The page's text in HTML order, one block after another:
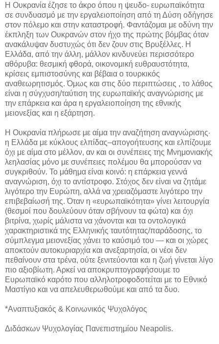
Η Ουκρανία έζησε το άκρο όπου η ψευδο- ευρωπαϊκότητα
σε συνδυασμό με την εργαλειοποίηση από τη Δύση οδήγησε
στον πόλεμο και στην καταστροφή. Φαντάζομαι με οδύνη την
έκπληξη των Ουκρανών στον ήχο της πρώτης βόμβας όταν
ανακάλυψαν δυστυχώς ότι δεν ζουν στις Βρυξέλλες. Η
Ελλάδα, από την άλλη, μάλλον κινδυνεύει περισσότερο
αθόρυβα: θεσμική φθορά, οικονομική ευθραυστότητα,
κρίσεις εμπιστοσύνης και βέβαια ο τουρκικός
αναθεωρητισμός. Όμως και στις δύο περιπτώσεις , το λάθος
είναι η σύγχυση/ταύτιση της ευρωπαϊκής αναγνώρισης με
την επάρκεια και άρα η εργαλειοποίηση της εθνικής
μειονεξίας και η εξάρτηση.
Η Ουκρανία πλήρωσε με αίμα την αναζήτηση αναγνώρισης·
η Ελλάδα με κύκλους ελπίδας–απογοήτευσης και ελπίζουμε
όχι με αίμα στο μέλλον, αν και οι συνέπειες της Μνημονιακής
λεηλασίας μόνο με συνέπειες πολέμου θα μπορούσαν να
συγκριθούν. Το μάθημα είναι κοινό: η επάρκεια γεννά
αναγνώριση, όχι το αντίστροφο. Στόχος δεν είναι να ζητάμε
λιγότερο την Ευρώπη, αλλά να χρειαζόμαστε λιγότερο την
επιβεβαίωσή της. Όταν η «ευρωπαϊκότητα» γίνει λειτουργία
(θεσμοί που δουλεύουν όταν σβήνουν τα φώτα) και όχι
βιτρίνα, χωρίς μάλιστα να χάνονται και τα οντολογικά
χαρακτηριστικά της Ελληνικής ταυτότητας/παράδοσης, το
σύμπλεγμα μειονεξίας χάνει το καύσιμό του — και οι χώρες
αποκτούν αυτοκυριαρχία και ανεξαρτησία, οι νέοι δεν
πεθαίνουν στα τρένα, ούτε ξενιτεύονται και η ζωή γίνεται λίγο
πιο αξιοβίωτη. Αρκεί να αποκρυπτογραφήσουμε το
Ευρωπαϊκό καρότο που αλληλοτροφοδοτείται με το Εθνικό
Μαστίγιο και να απελευθερωθούμε και από τα δυο.
*Αναπτυξιακός & Κοινωνικός Ψυχολόγος
Διδάσκων Ψυχολογίας Πανεπιστημίου Neapolis.